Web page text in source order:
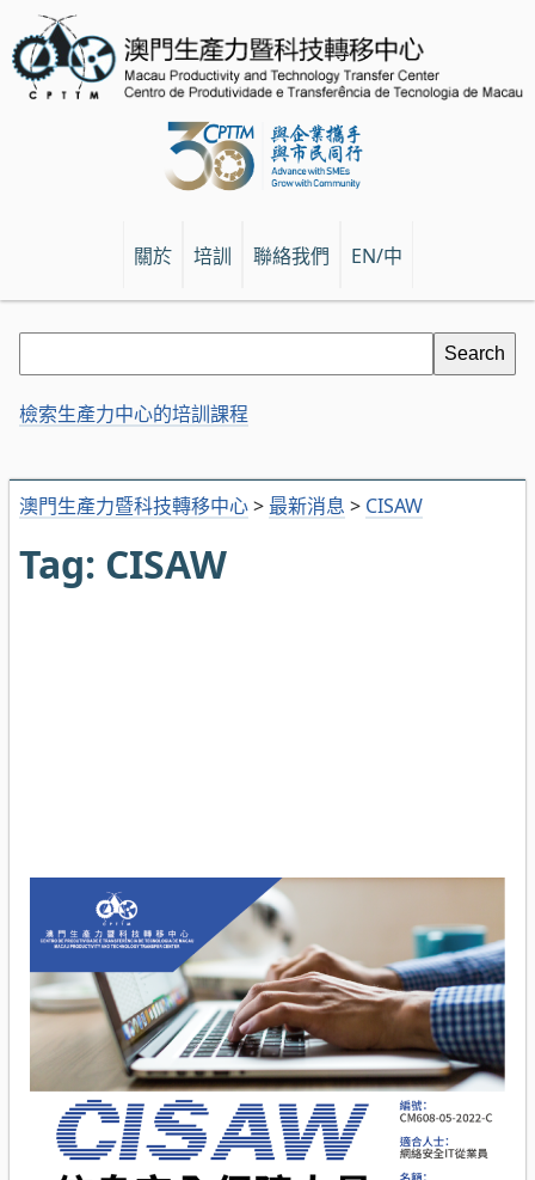
關於 培訓 聯絡我們 EN/中
澳門生產力暨科技轉移中心> 最新消息 > CISAW
Tag: CISAW
檢索生產力中心的培訓課程